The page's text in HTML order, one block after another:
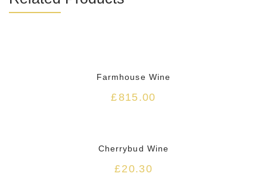
Farmhouse Wine
£815.00
Cherrybud Wine
£20.30